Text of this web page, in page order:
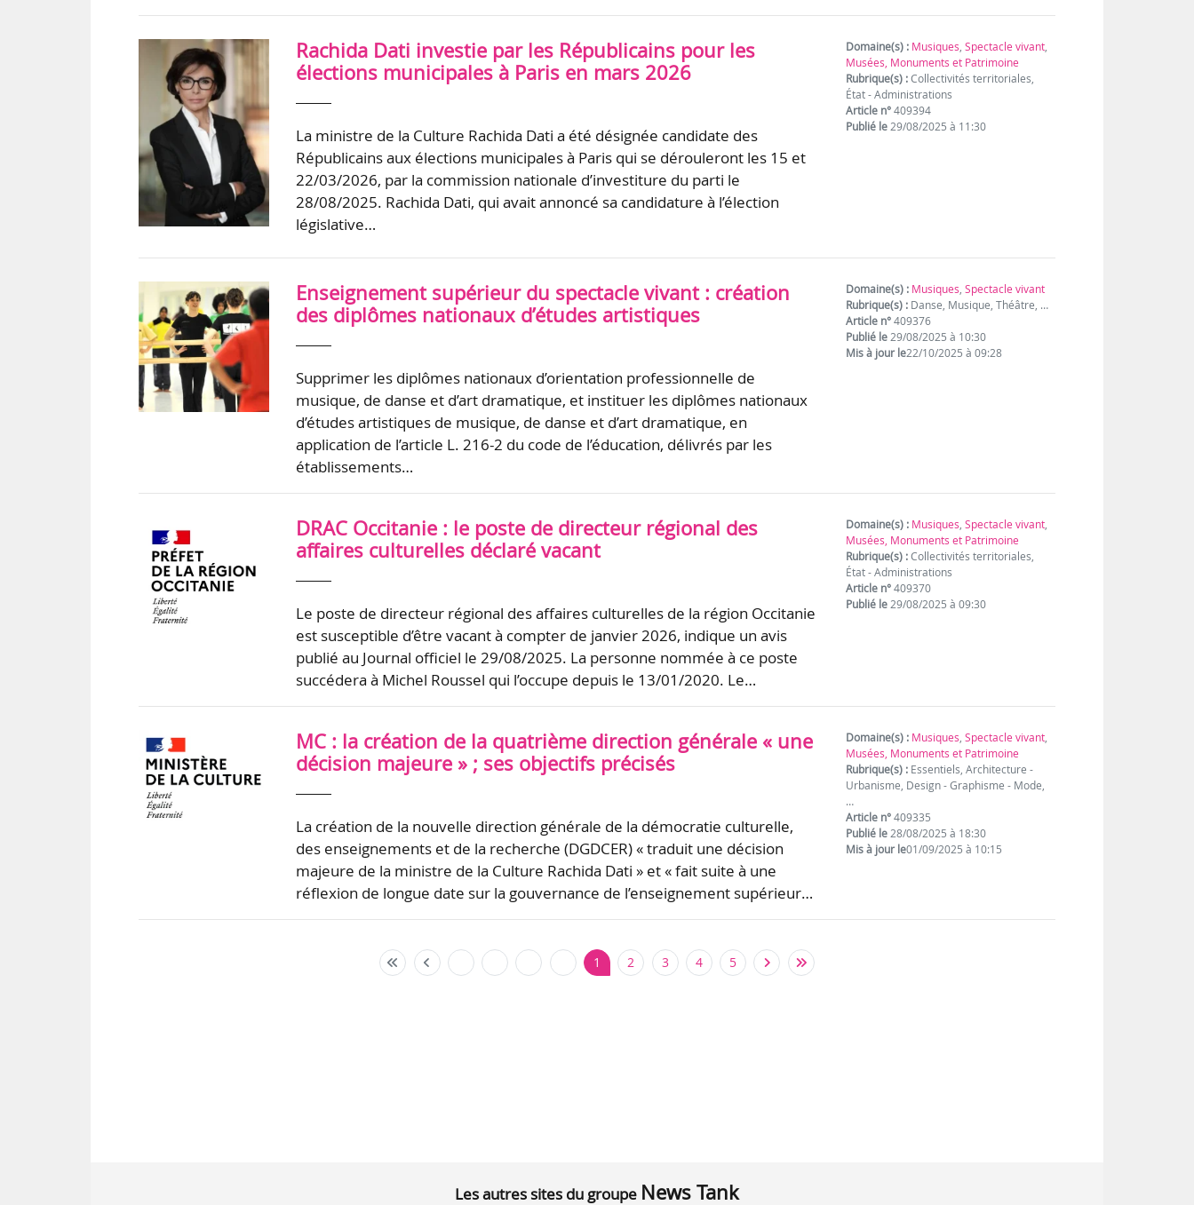
Rachida Dati investie par les Républicains pour les
élections municipales à Paris en mars 2026
La ministre de la Culture Rachida Dati a été désignée candidate des
Républicains aux élections municipales à Paris qui se dérouleront les 15 et
22/03/2026, par la commission nationale d’investiture du parti le
28/08/2025. Rachida Dati, qui avait annoncé sa candidature à l’élection
législative…
Domaine(s) : Musiques,Spectacle vivant,
Musées, Monuments et Patrimoine
Rubrique(s) :Collectivités territoriales,
État - Administrations
Article n°409394
Publié le29/08/2025 à 11:30
Enseignement supérieur du spectacle vivant : création
des diplômes nationaux d’études artistiques
Supprimer les diplômes nationaux d’orientation professionnelle de
musique, de danse et d’art dramatique, et instituer les diplômes nationaux
d’études artistiques de musique, de danse et d’art dramatique, en
application de l’article L. 216-2 du code de l’éducation, délivrés par les
établissements…
Domaine(s) : Musiques,Spectacle vivant
Rubrique(s) : Danse, Musique, Théâtre, …
Article n°409376
Publié le29/08/2025 à 10:30
Mis à jour le22/10/2025 à 09:28
DRAC Occitanie : le poste de directeur régional des
affaires culturelles déclaré vacant
Le poste de directeur régional des affaires culturelles de la région Occitanie
est susceptible d’être vacant à compter de janvier 2026, indique un avis
publié au Journal officiel le 29/08/2025. La personne nommée à ce poste
succédera à Michel Roussel qui l’occupe depuis le 13/01/2020. Le…
Domaine(s) : Musiques,Spectacle vivant,
Musées, Monuments et Patrimoine
Rubrique(s) :Collectivités territoriales,
État - Administrations
Article n°409370
Publié le29/08/2025 à 09:30
MC : la création de la quatrième direction générale « une
décision majeure » ; ses objectifs précisés
La création de la nouvelle direction générale de la démocratie culturelle,
des enseignements et de la recherche (DGDCER) « traduit une décision
majeure de la ministre de la Culture Rachida Dati » et « fait suite à une
réflexion de longue date sur la gouvernance de l’enseignement supérieur…
Domaine(s) : Musiques,Spectacle vivant,
Musées, Monuments et Patrimoine
Rubrique(s) : Essentiels, Architecture -
Urbanisme, Design - Graphisme - Mode,
…
Article n°409335
Publié le28/08/2025 à 18:30
Mis à jour le01/09/2025 à 10:15
1 2 3 4 5
Les autres sites du groupe News Tank